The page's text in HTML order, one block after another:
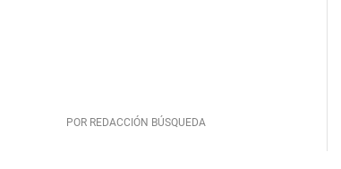
POR REDACCIÓN BÚSQUEDA